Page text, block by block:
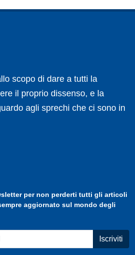
scopo di dare a tutti la
il proprio dissenso, e la
agli sprechi che ci sono in
per non perderti tutti gli articoli
aggiornato sul mondo degli
Iscriviti